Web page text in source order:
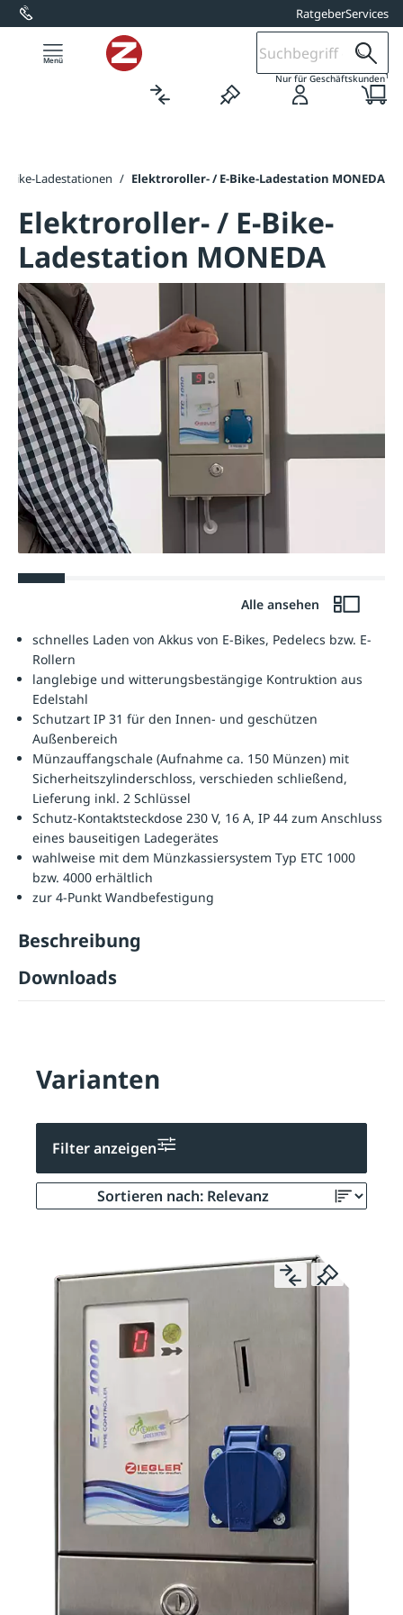
springen RatgeberServices
Nur für Geschäftskunden1
E-Bike-Ladestationen / Elektroroller- / E-Bike-Ladestation MONEDA
Elektroroller- / E-Bike-
Ladestation MONEDA
Alle ansehen
schnelles Laden von Akkus von E-Bikes, Pedelecs bzw. E-
Rollern
langlebige und witterungsbestängige Kontruktion aus
Edelstahl
Schutzart IP 31 für den Innen- und geschützen
Außenbereich
Münzauffangschale (Aufnahme ca. 150 Münzen) mit
Sicherheitszylinderschloss, verschieden schließend,
Lieferung inkl. 2 Schlüssel
Schutz-Kontaktsteckdose 230 V, 16 A, IP 44 zum Anschluss
eines bauseitigen Ladegerätes
wahlweise mit dem Münzkassiersystem Typ ETC 1000
bzw. 4000 erhältlich
zur 4-Punkt Wandbefestigung
Beschreibung
Downloads
Varianten
Filter anzeigen